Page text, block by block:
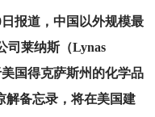
报道，中国以外规模最
莱纳斯（Lynas
国得克萨斯州的化学品
解备忘录，将在美国建